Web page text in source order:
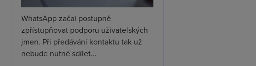
WhatsApp začal postupně
zpřístupňovat podporu uživatelských
jmen. Při předávání kontaktu tak už
nebude nutné sdílet...